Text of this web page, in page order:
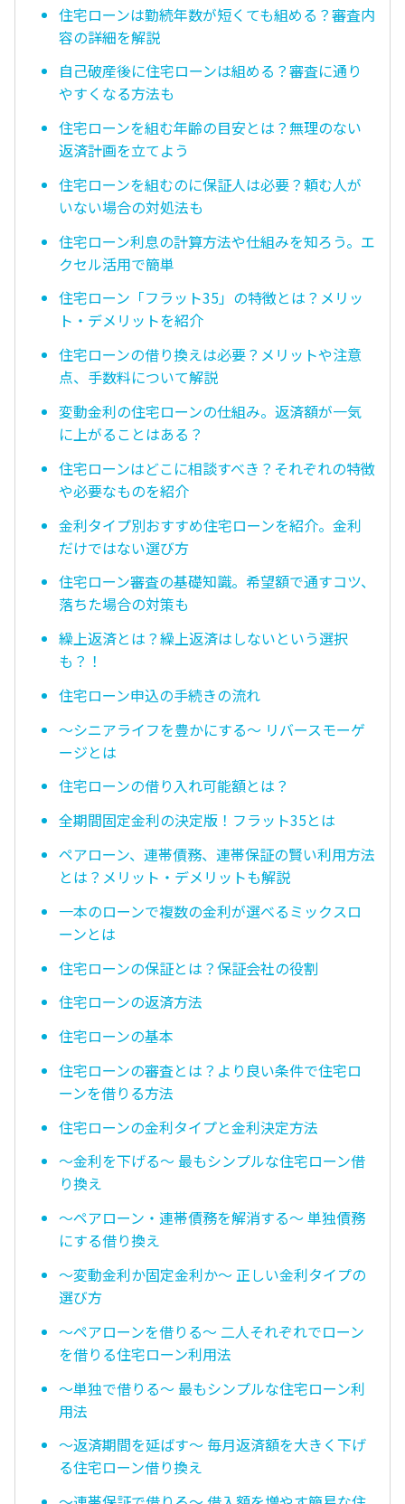
住宅ローンは勤続年数が短くても組める？審査内
容の詳細を解説
自己破産後に住宅ローンは組める？審査に通り
やすくなる方法も
住宅ローンを組む年齢の目安とは？無理のない
返済計画を立てよう
住宅ローンを組むのに保証人は必要？頼む人が
いない場合の対処法も
住宅ローン利息の計算方法や仕組みを知ろう。エ
クセル活用で簡単
住宅ローン「フラット35」の特徴とは？メリッ
ト・デメリットを紹介
住宅ローンの借り換えは必要？メリットや注意
点、手数料について解説
変動金利の住宅ローンの仕組み。返済額が一気
に上がることはある？
住宅ローンはどこに相談すべき？それぞれの特徴
や必要なものを紹介
金利タイプ別おすすめ住宅ローンを紹介。金利
だけではない選び方
住宅ローン審査の基礎知識。希望額で通すコツ、
落ちた場合の対策も
繰上返済とは？繰上返済はしないという選択
も？！
住宅ローン申込の手続きの流れ
〜シニアライフを豊かにする〜 リバースモーゲ
ージとは
住宅ローンの借り入れ可能額とは？
全期間固定金利の決定版！フラット35とは
ペアローン、連帯債務、連帯保証の賢い利用方法
とは？メリット・デメリットも解説
一本のローンで複数の金利が選べるミックスロ
ーンとは
住宅ローンの保証とは？保証会社の役割
住宅ローンの返済方法
住宅ローンの基本
住宅ローンの審査とは？より良い条件で住宅ロ
ーンを借りる方法
住宅ローンの金利タイプと金利決定方法
〜金利を下げる〜 最もシンプルな住宅ローン借
り換え
〜ペアローン・連帯債務を解消する〜 単独債務
にする借り換え
〜変動金利か固定金利か〜 正しい金利タイプの
選び方
〜ペアローンを借りる〜 二人それぞれでローン
を借りる住宅ローン利用法
〜単独で借りる〜 最もシンプルな住宅ローン利
用法
〜返済期間を延ばす〜 毎月返済額を大きく下げ
る住宅ローン借り換え